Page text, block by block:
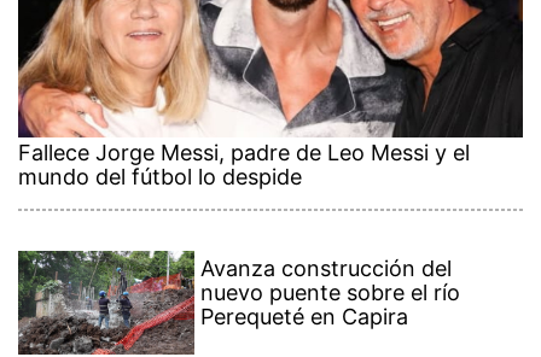
Fallece Jorge Messi, padre de Leo Messi y el
mundo del fútbol lo despide
Avanza construcción del
nuevo puente sobre el río
Perequeté en Capira